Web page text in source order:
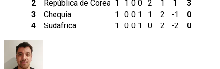
2
República de Corea 1 1 0 0 2 1 1
3
3
Chequia 1 0 0 1 1 2 -1
0
4
Sudáfrica 1 0 0 1 0 2 -2 0